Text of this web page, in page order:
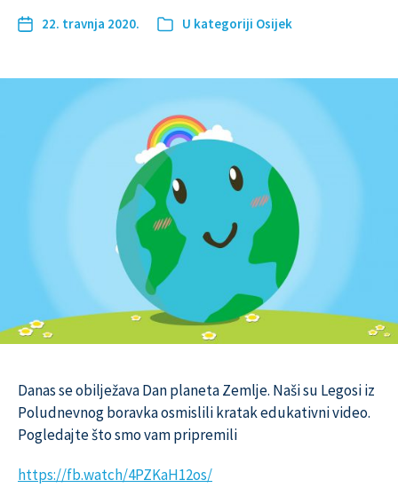
22. travnja 2020. U kategoriji Osijek
Danas se obilježava Dan planeta Zemlje. Naši su Legosi iz
Poludnevnog boravka osmislili kratak edukativni video.
Pogledajte što smo vam pripremili
https://fb.watch/4PZKaH12os/